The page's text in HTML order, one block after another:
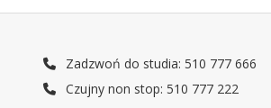
Zadzwoń do studia: 510 777 666
Czujny non stop: 510 777 222